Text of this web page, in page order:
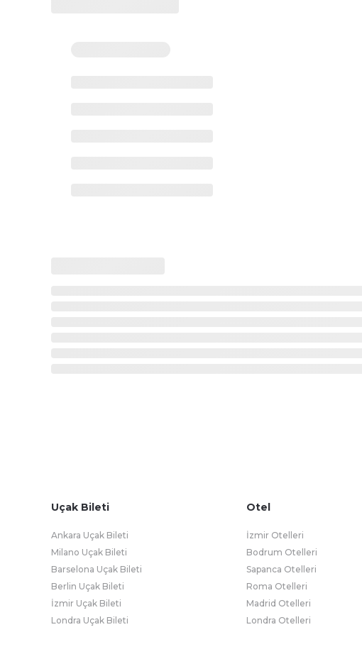
Uçak Bileti
Ankara Uçak Bileti
Milano Uçak Bileti
Barselona Uçak Bileti
Berlin Uçak Bileti
İzmir Uçak Bileti
Londra Uçak Bileti
Otel
İzmir Otelleri
Bodrum Otelleri
Sapanca Otelleri
Roma Otelleri
Madrid Otelleri
Londra Otelleri